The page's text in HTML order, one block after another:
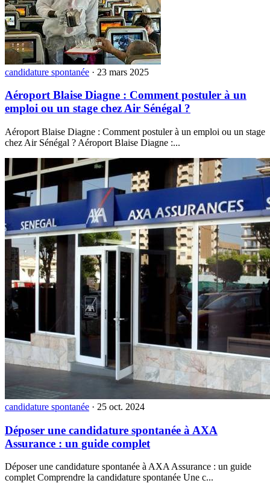
candidature spontanée · 23 mars 2025
Aéroport Blaise Diagne : Comment postuler à un
emploi ou un stage chez Air Sénégal ?
Aéroport Blaise Diagne : Comment postuler à un emploi ou un stage
chez Air Sénégal ? Aéroport Blaise Diagne :...
candidature spontanée · 25 oct. 2024
Déposer une candidature spontanée à AXA
Assurance : un guide complet
Déposer une candidature spontanée à AXA Assurance : un guide
complet Comprendre la candidature spontanée Une c...